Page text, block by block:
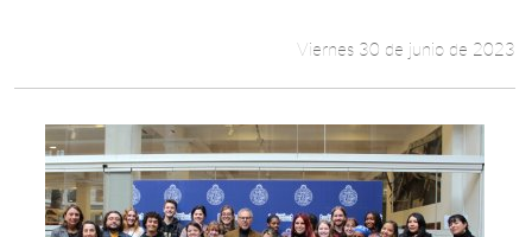
Viernes 30 de junio de 2023